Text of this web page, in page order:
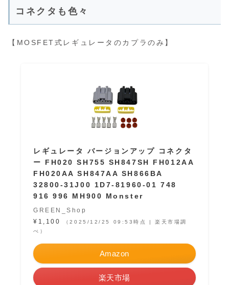
コネクタも色々
【MOSFET式レギュレータのカプラのみ】
レギュレータ バージョンアップ コネクタ
ー FH020 SH755 SH847SH FH012AA
FH020AA SH847AA SH866BA
32800-31J00 1D7-81960-01 748
916 996 MH900 Monster
GREEN_Shop
¥1,100
（2025/12/25 09:53時点 | 楽天市場調
べ）
Amazon
楽天市場